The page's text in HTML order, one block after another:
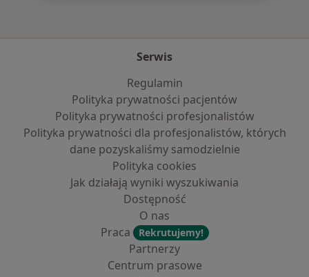
Serwis
Regulamin
Polityka prywatności pacjentów
Polityka prywatności profesjonalistów
Polityka prywatności dla profesjonalistów, których
dane pozyskaliśmy samodzielnie
Polityka cookies
Jak działają wyniki wyszukiwania
Dostępność
O nas
Praca
Rekrutujemy!
Partnerzy
Centrum prasowe